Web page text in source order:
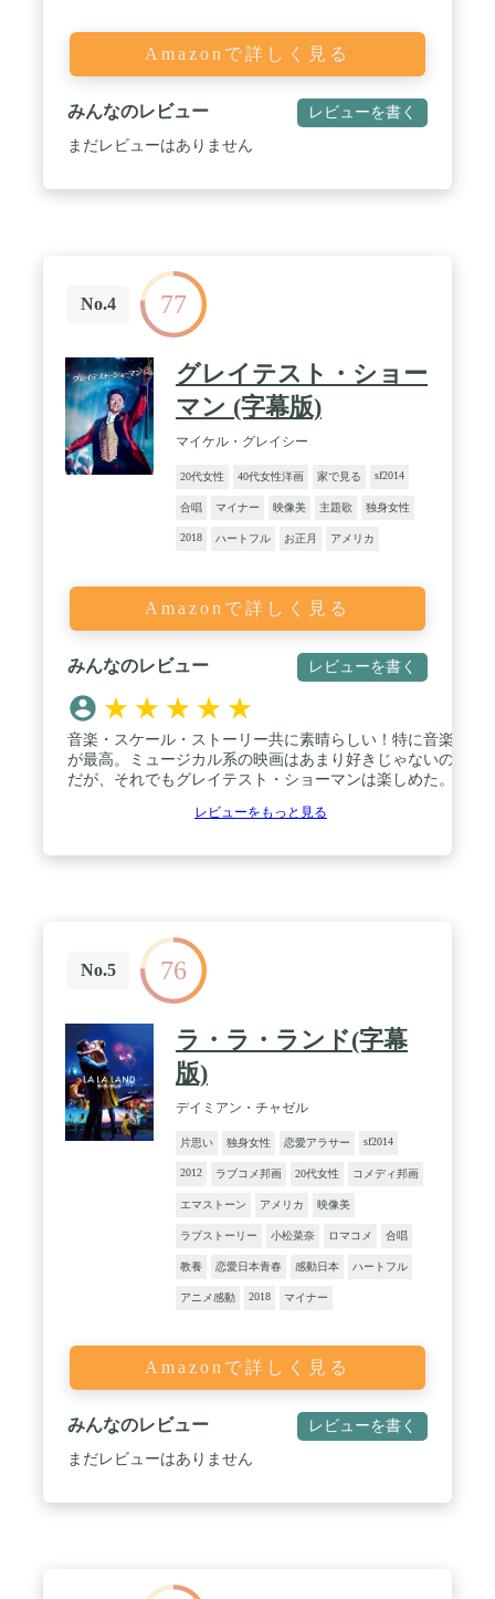
Amazonで詳しく見る
みんなのレビュー レビューを書く
まだレビューはありません
No.4 77
グレイテスト・ショー
マン (字幕版)
マイケル・グレイシー
20代女性 40代女性洋画 家で見る sf2014
合唱 マイナー 映像美 主題歌 独身女性
2018 ハートフル お正月 アメリカ
Amazonで詳しく見る
みんなのレビュー レビューを書く
★ ★ ★ ★ ★
音楽・スケール・ストーリー共に素晴らしい！特に音楽
が最高。ミュージカル系の映画はあまり好きじゃないの
だが、それでもグレイテスト・ショーマンは楽しめた。
レビューをもっと見る
No.5 76
ラ・ラ・ランド(字幕
版)
デイミアン・チャゼル
片思い 独身女性 恋愛アラサー sf2014
2012 ラブコメ邦画 20代女性 コメディ邦画
エマストーン アメリカ 映像美
ラブストーリー 小松菜奈 ロマコメ 合唱
教養 恋愛日本青春 感動日本 ハートフル
アニメ感動 2018 マイナー
Amazonで詳しく見る
みんなのレビュー レビューを書く
まだレビューはありません